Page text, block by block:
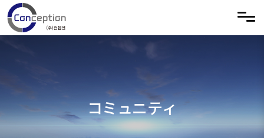
ニュースキップ
コミュニティ